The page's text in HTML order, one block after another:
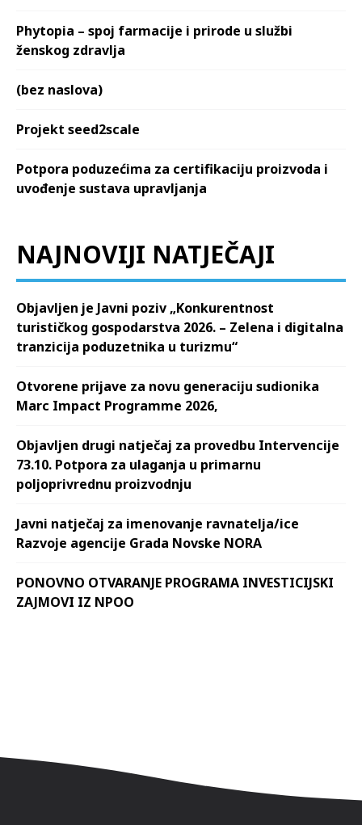
Phytopia – spoj farmacije i prirode u službi
ženskog zdravlja
(bez naslova)
Projekt seed2scale
Potpora poduzećima za certifikaciju proizvoda i
uvođenje sustava upravljanja
NAJNOVIJI NATJEČAJI
Objavljen je Javni poziv „Konkurentnost
turističkog gospodarstva 2026. – Zelena i digitalna
tranzicija poduzetnika u turizmu“
Otvorene prijave za novu generaciju sudionika
Marc Impact Programme 2026,
Objavljen drugi natječaj za provedbu Intervencije
73.10. Potpora za ulaganja u primarnu
poljoprivrednu proizvodnju
Javni natječaj za imenovanje ravnatelja/ice
Razvoje agencije Grada Novske NORA
PONOVNO OTVARANJE PROGRAMA INVESTICIJSKI
ZAJMOVI IZ NPOO